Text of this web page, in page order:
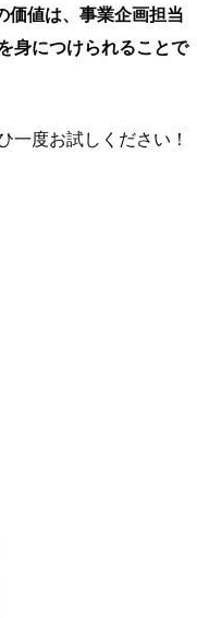
値は、事業企画担当
身につけられることで
一度お試しください！